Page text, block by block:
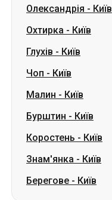
Олександрія - Київ
Охтирка - Київ
Глухів - Київ
Чоп - Київ
Малин - Київ
Бурштин - Київ
Коростень - Київ
Знам'янка - Київ
Берегове - Київ